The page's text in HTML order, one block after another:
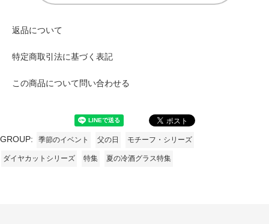
返品について
特定商取引法に基づく表記
この商品について問い合わせる
GROUP: 季節のイベント 父の日 モチーフ・シリーズ
ダイヤカットシリーズ 特集 夏の冷酒グラス特集